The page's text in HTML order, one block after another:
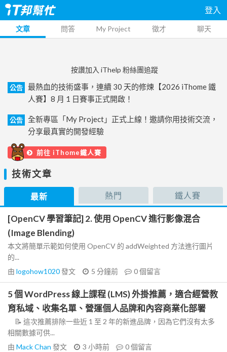
登入
文章 問答 My Project 徵才 聊天
按讚加入 iThelp 粉絲團追蹤
公告
最熱血的技術盛事，連續 30 天的修煉【2026 iThome 鐵
人賽】8 月 1 日賽事正式開啟！
公告
全新專區「My Project」正式上線！邀請你用技術交流，
分享最真實的開發經驗
前往 iThome鐵人賽
技術文章
最新 熱門 鐵人賽
[OpenCV 學習筆記] 2. 使用 OpenCV 進行影像混合
(Image Blending)
本文將簡單示範如何使用 OpenCV 的 addWeighted 方法進行圖片
的...
由 logohow1020發文 5 分鐘前 0個留言
5 個 WordPress 線上課程 (LMS) 外掛推薦，適合經營教
育私域、收集名單、營運個人品牌和內容商業化部署
📝 這次推薦排除一些近 1 至 2 年的新進品牌，因為它們沒有太多
相關數據可供...
由 Mack Chan 發文 3 小時前 0個留言